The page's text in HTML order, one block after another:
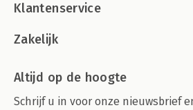
Klantenservice
Zakelijk
Altijd op de hoogte
Schrijf u in voor onze nieuwsbrief